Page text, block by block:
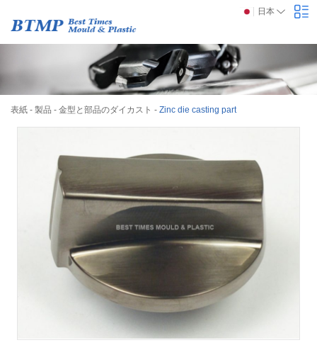
日本
表紙 - 製品 - 金型と部品のダイカスト - Zinc die casting part